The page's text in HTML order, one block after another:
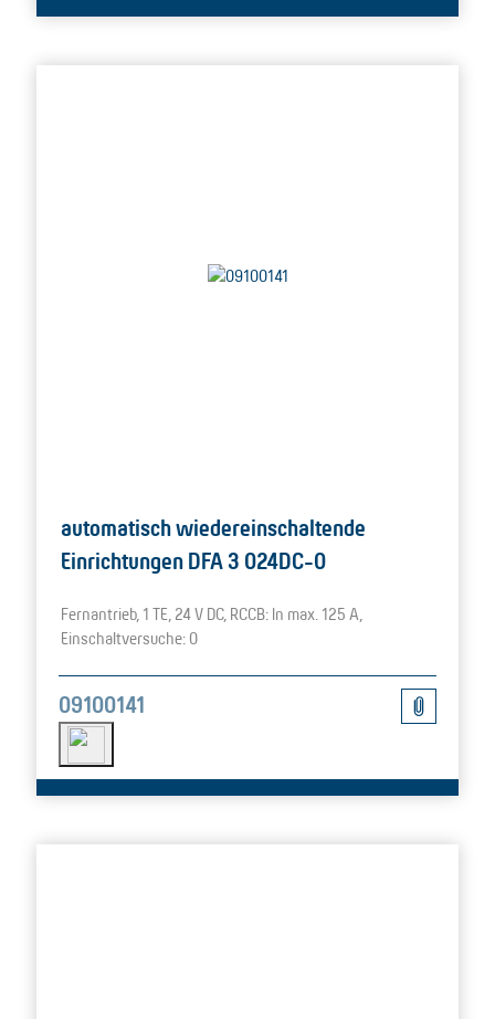
automatisch wiedereinschaltende
Einrichtungen DFA 3 024DC-0
Fernantrieb, 1 TE, 24 V DC, RCCB: In max. 125 A,
Einschaltversuche: 0
09100141